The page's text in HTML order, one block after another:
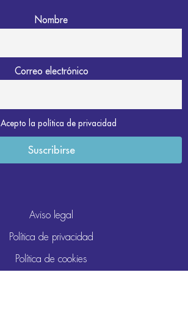
Nombre
Correo electrónico
Acepto la política de privacidad
Aviso legal
Política de privacidad
Política de cookies